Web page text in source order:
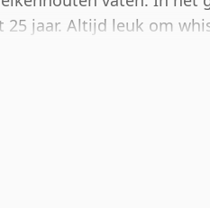
25 jaar. Altijd leuk om
deze wordt geleverd in